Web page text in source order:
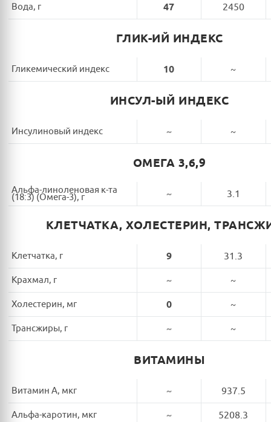
Вода, г 47 2450
ГЛИК-ИЙ ИНДЕКС
Гликемический индекс 10 ~
ИНСУЛ-ЫЙ ИНДЕКС
Инсулиновый индекс ~ ~
ОМЕГА 3,6,9
Альфа-линоленовая к-та
(18:3) (Омега-3), г ~ 3.1
КЛЕТЧАТКА, ХОЛЕСТЕРИН,
Клетчатка, г 9 31.3
Крахмал, г ~ ~
Холестерин, мг 0 ~
Трансжиры, г ~ ~
ВИТАМИНЫ
Витамин A, мкг ~ 937.5
Альфа-каротин, мкг ~ 5208.3